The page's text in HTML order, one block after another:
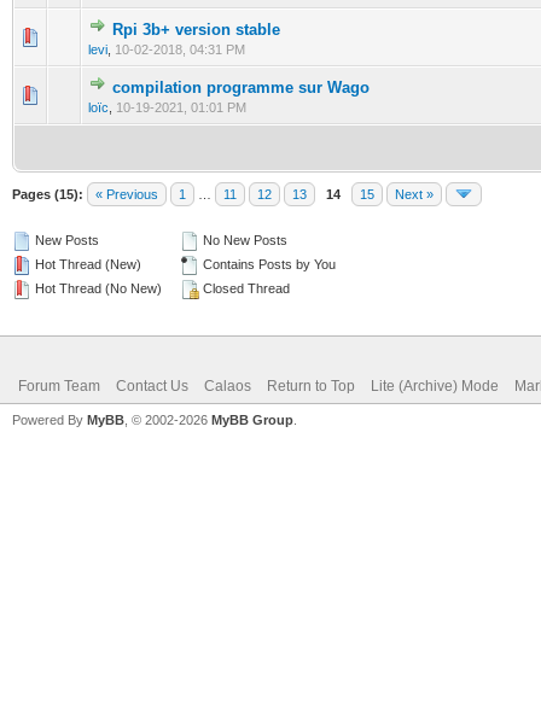
Rpi 3b+ version stable
levi 10-02-2018, 04:31 PM
0 Vote(s) - 0 out of 5 in Average
12
compilation programme sur Wago
loïc 10-19-2021, 01:01 PM
0 Vote(s) - 0 out of 5 in Average
12345
Pages (15): « Previous 1 11 12 13 14 15 Next »
New Posts
Hot Thread (New)
Hot Thread (No New)
No New Posts
Contains Posts by You
Closed Thread
Forum Team Contact Us Calaos Return to Top Lite (Archive) Mode
Powered By MyBB , © 2002-2026 MyBB Group